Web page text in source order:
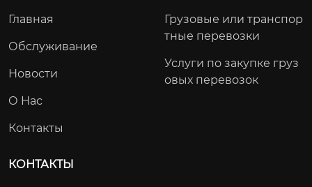
Главная
Обслуживание
Новости
О Нас
Контакты
Грузовые или транспор
тные перевозки
Услуги по закупке груз
овых перевозок
КОНТАКТЫ